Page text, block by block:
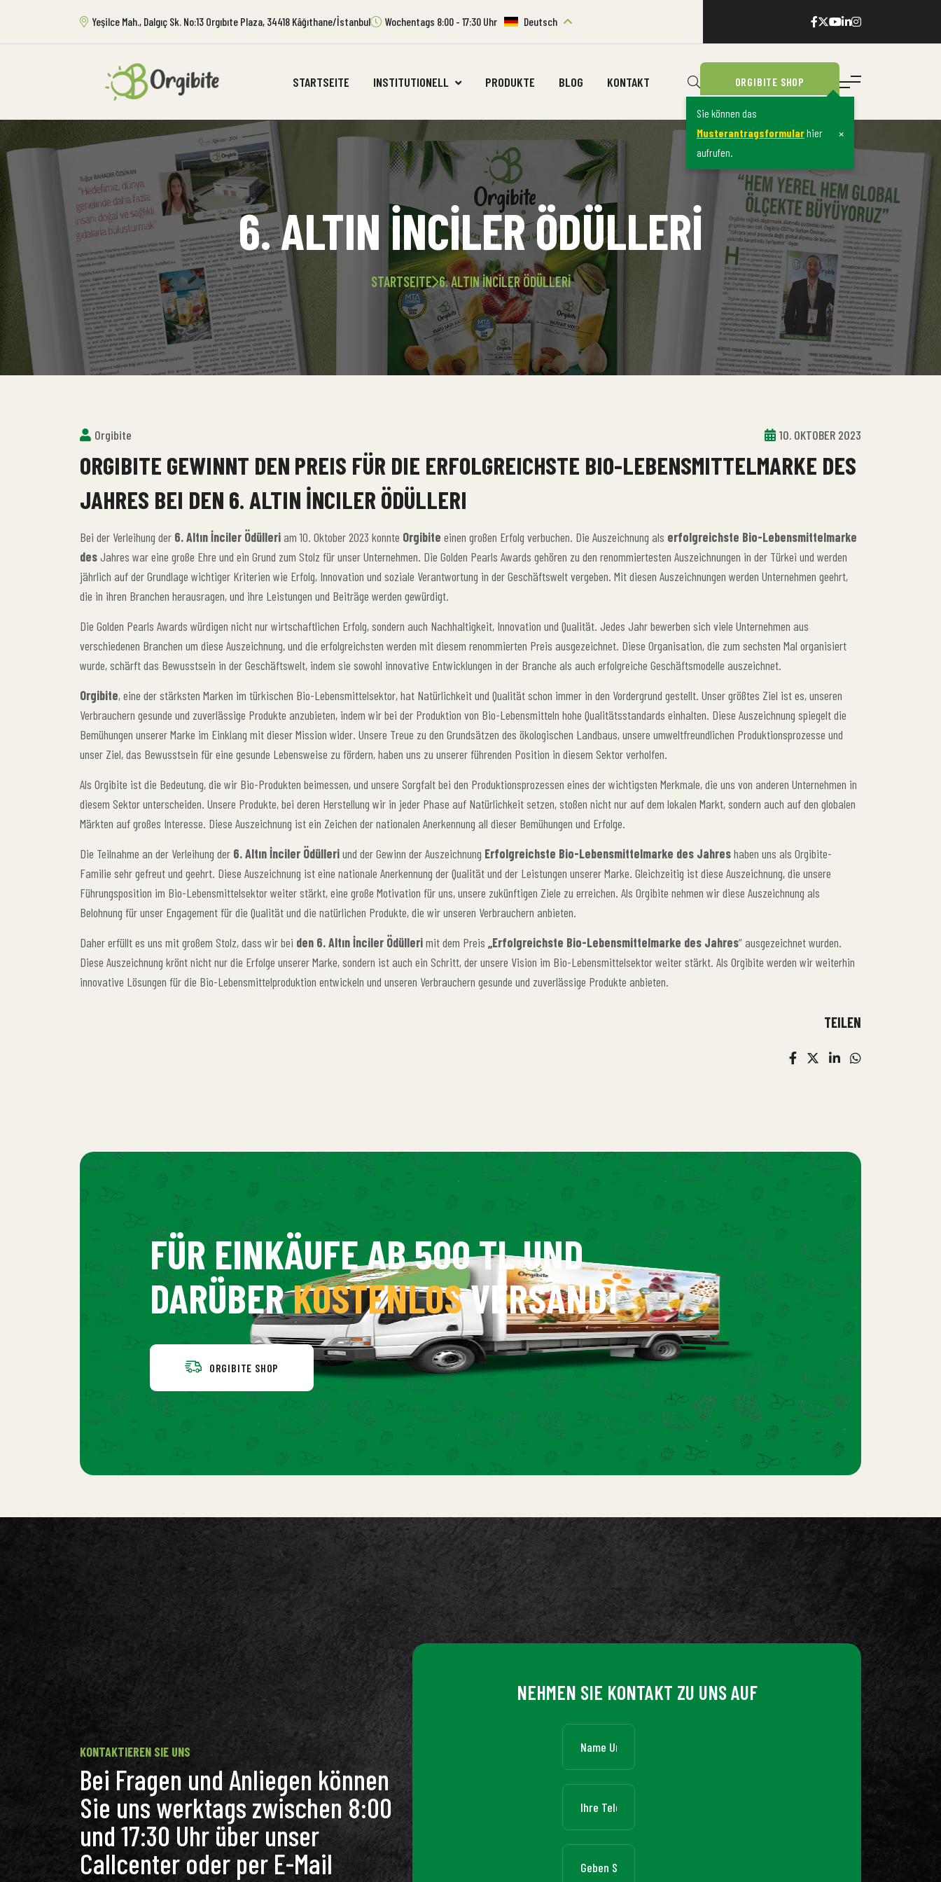
Yeşilce Mah., Dalgıç Sk. No:13 Orgıbıte Plaza, 34418 Kâğıthane/İstanbul Wochentags 8:00 - 17:30 Uhr Deutsch
STARTSEITE INSTITUTIONELL PRODUKTE BLOG KONTAKT ORGIBITE SHOP
Sie können das
Musterantragsformularhier
aufrufen.
×
6. ALTIN İNCİLER ÖDÜLLERİ
STARTSEITE 6. ALTIN İNCİLER ÖDÜLLERİ
Orgibite 10. OKTOBER 2023
ORGIBITE GEWINNT DEN PREIS FÜR DIE ERFOLGREICHSTE BIO-LEBENSMITTELMARKE DES
JAHRES BEI DEN 6. ALTIN İNCILER ÖDÜLLERI
Bei der Verleihung der 6. Altın İnciler Ödülleriam 10. Oktober 2023 konnte Orgibite einen großen Erfolg verbuchen. Die Auszeichnung als erfolgreichste Bio-Lebensmittelmarke
desJahres war eine große Ehre und ein Grund zum Stolz für unser Unternehmen. Die Golden Pearls Awards gehören zu den renommiertesten Auszeichnungen in der Türkei und werden
jährlich auf der Grundlage wichtiger Kriterien wie Erfolg, Innovation und soziale Verantwortung in der Geschäftswelt vergeben. Mit diesen Auszeichnungen werden Unternehmen geehrt,
die in ihren Branchen herausragen, und ihre Leistungen und Beiträge werden gewürdigt.
Die Golden Pearls Awards würdigen nicht nur wirtschaftlichen Erfolg, sondern auch Nachhaltigkeit, Innovation und Qualität. Jedes Jahr bewerben sich viele Unternehmen aus
verschiedenen Branchen um diese Auszeichnung, und die erfolgreichsten werden mit diesem renommierten Preis ausgezeichnet. Diese Organisation, die zum sechsten Mal organisiert
wurde, schärft das Bewusstsein in der Geschäftswelt, indem sie sowohl innovative Entwicklungen in der Branche als auch erfolgreiche Geschäftsmodelle auszeichnet.
Orgibite, eine der stärksten Marken im türkischen Bio-Lebensmittelsektor, hat Natürlichkeit und Qualität schon immer in den Vordergrund gestellt. Unser größtes Ziel ist es, unseren
Verbrauchern gesunde und zuverlässige Produkte anzubieten, indem wir bei der Produktion von Bio-Lebensmitteln hohe Qualitätsstandards einhalten. Diese Auszeichnung spiegelt die
Bemühungen unserer Marke im Einklang mit dieser Mission wider. Unsere Treue zu den Grundsätzen des ökologischen Landbaus, unsere umweltfreundlichen Produktionsprozesse und
unser Ziel, das Bewusstsein für eine gesunde Lebensweise zu fördern, haben uns zu unserer führenden Position in diesem Sektor verholfen.
Als Orgibite ist die Bedeutung, die wir Bio-Produkten beimessen, und unsere Sorgfalt bei den Produktionsprozessen eines der wichtigsten Merkmale, die uns von anderen Unternehmen in
diesem Sektor unterscheiden. Unsere Produkte, bei deren Herstellung wir in jeder Phase auf Natürlichkeit setzen, stoßen nicht nur auf dem lokalen Markt, sondern auch auf den globalen
Märkten auf großes Interesse. Diese Auszeichnung ist ein Zeichen der nationalen Anerkennung all dieser Bemühungen und Erfolge.
Die Teilnahme an der Verleihung der 6. Altın İnciler Ödülleriund der Gewinn der Auszeichnung Erfolgreichste Bio-Lebensmittelmarke des Jahreshaben uns als Orgibite-
Familie sehr gefreut und geehrt. Diese Auszeichnung ist eine nationale Anerkennung der Qualität und der Leistungen unserer Marke. Gleichzeitig ist diese Auszeichnung, die unsere
Führungsposition im Bio-Lebensmittelsektor weiter stärkt, eine große Motivation für uns, unsere zukünftigen Ziele zu erreichen. Als Orgibite nehmen wir diese Auszeichnung als
Belohnung für unser Engagement für die Qualität und die natürlichen Produkte, die wir unseren Verbrauchern anbieten.
Daher erfüllt es uns mit großem Stolz, dass wir bei den 6. Altın İnciler Ödüllerimit dem Preis „Erfolgreichste Bio-Lebensmittelmarke des Jahres“ ausgezeichnet wurden.
Diese Auszeichnung krönt nicht nur die Erfolge unserer Marke, sondern ist auch ein Schritt, der unsere Vision im Bio-Lebensmittelsektor weiter stärkt. Als Orgibite werden wir weiterhin
innovative Lösungen für die Bio-Lebensmittelproduktion entwickeln und unseren Verbrauchern gesunde und zuverlässige Produkte anbieten.
TEILEN
FÜR EINKÄUFE AB 500 TL UND
DARÜBERKOSTENLOSVERSAND!
ORGIBITE SHOP
KONTAKTIEREN SIE UNS
Bei Fragen und Anliegen können
Sie uns werktags zwischen 8:00
und 17:30 Uhr über unser
Callcenter oder per E-Mail
NEHMEN SIE KONTAKT ZU UNS AUF